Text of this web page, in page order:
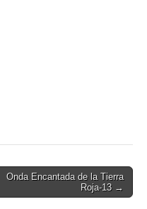
Onda Encantada de la Tierra
Roja-13 →